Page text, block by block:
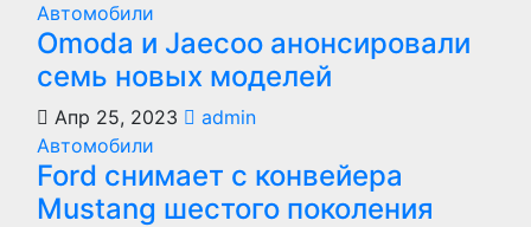
Автомобили
Оmoda и Jaecoo анонсировали
семь новых моделей
Апр 25, 2023
admin
Автомобили
Ford снимает с конвейера
Mustang шестого поколения